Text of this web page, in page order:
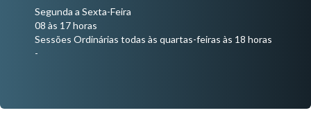
Segunda a Sexta-Feira
08 às 17 horas
Sessões Ordinárias todas às quartas-feiras às 18 horas
-